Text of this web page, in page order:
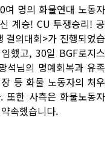
명의 화물연대 노동자
계승! CU 투쟁승리! 공
결의대회>가 진행되었습
했고, 30일 BGF로지스
석님의 명예회복과 유족
등 화물 노동자의 처우
또한 사측은 화물노동자
속했습니다.